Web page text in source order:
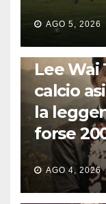
AGO 5, 2026
LA STORIA DEL
Lee Wai
calcio
la
forse
AGO 4, 2026
CALCIO